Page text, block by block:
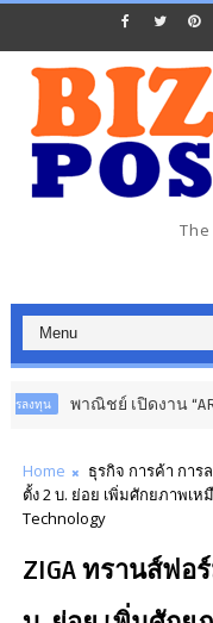
พาณิชย์ เปิดงาน “ART
Home ธุรกิจ การค้า การ
ตั้ง 2 บ. ย่อย เพิ่มศักยภาพเ
Technology
ZIGA ทรานส์ฟอ